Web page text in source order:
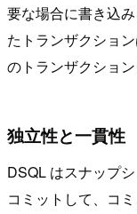
要な場合に書き込
たトランザクショ
のトランザクション
独立性と一貫性
DSQL はスナップ
コミットして、コ